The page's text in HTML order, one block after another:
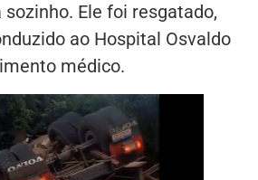
Ele foi resgatado,
ao Hospital Osvaldo
médico.